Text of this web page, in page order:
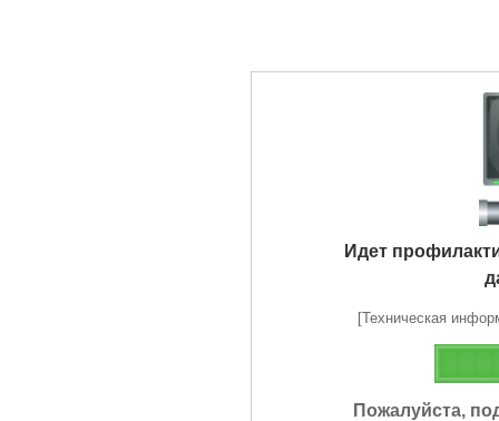
Идет
[Техническая
Пожалуйста,